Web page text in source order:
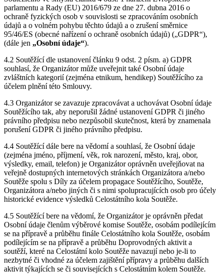
parlamentu a Rady (EU) 2016/679 ze dne 27. dubna 2016 o
ochraně fyzických osob v souvislosti se zpracováním osobních
údajů a o volném pohybu těchto údajů a o zrušení směrnice
95/46/ES (obecné nařízení o ochraně osobních údajů) („GDPR“),
(dále jen „Osobní údaje“).
4.2 Soutěžící dle ustanovení článku 9 odst. 2 písm. a) GDPR
souhlasí, že Organizátor může uveřejnit také Osobní údaje
zvláštních kategorií (zejména etnikum, hendikep) Soutěžícího za
účelem plnění této Smlouvy.
4.3 Organizátor se zavazuje zpracovávat a uchovávat Osobní údaje
Soutěžícího tak, aby neporušil žádné ustanovení GDPR či jiného
právního předpisu nebo nezpůsobil skutečnost, která by znamenala
porušení GDPR či jiného právního předpisu.
4.4 Soutěžící dále bere na vědomí a souhlasí, že Osobní údaje
(zejména jméno, příjmení, věk, rok narození, město, kraj, obor,
výsledky, email, telefon) je Organizátor oprávněn uveřejňovat na
veřejně dostupných internetových stránkách Organizátora a/nebo
Soutěže spolu s Díly za účelem propagace Soutěžícího, Soutěže,
Organizátora a/nebo jiných či s nimi spolupracujících osob pro účely
historické evidence výsledků Celostátního kola Soutěže.
4.5 Soutěžící bere na vědomí, že Organizátor je oprávněn předat
Osobní údaje členům výběrové komise Soutěže, osobám podílejícím
se na přípravě a průběhu finále Celostátního kola Soutěže, osobám
podílejícím se na přípravě a průběhu Doprovodných aktivit a
soutěží, které na Celostátní kolo Soutěže navazují nebo je-li to
nezbytné či vhodné za účelem zajištění přípravy a průběhu dalších
aktivit týkajících se či souvisejících s Celostátním kolem Soutěže.